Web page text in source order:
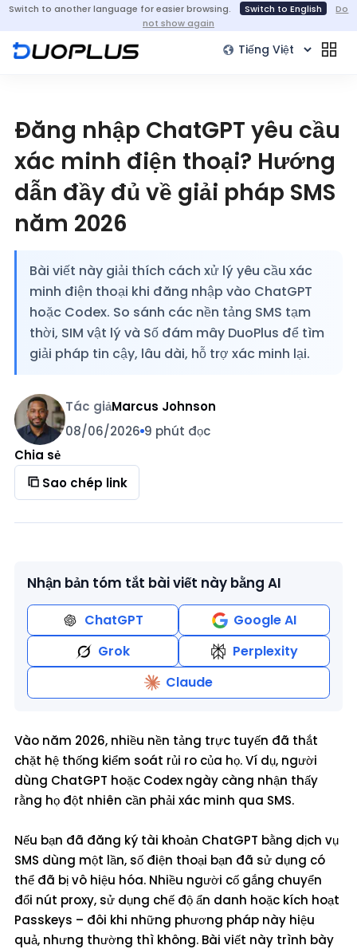
Switch to another language for easier browsing. Switch to English
Do
not show again
Đăng nhập ChatGPT yêu cầu
xác minh điện thoại? Hướng
dẫn đầy đủ về giải pháp SMS
năm 2026
Bài viết này giải thích cách xử lý yêu cầu xác
minh điện thoại khi đăng nhập vào ChatGPT
hoặc Codex. So sánh các nền tảng SMS tạm
thời, SIM vật lý và Số đám mây DuoPlus để tìm
giải pháp tin cậy, lâu dài, hỗ trợ xác minh lại.
Tác giảMarcus Johnson
08/06/2026 9 phút đọc
Chia sẻ
Sao chép link
Nhận bản tóm tắt bài viết này bằng AI
ChatGPT
Google AI
Grok
Perplexity
Claude
Vào năm 2026, nhiều nền tảng trực tuyến đã thắt
chặt hệ thống kiểm soát rủi ro của họ. Ví dụ, người
dùng ChatGPT hoặc Codex ngày càng nhận thấy
rằng họ đột nhiên cần phải xác minh qua SMS.
Nếu bạn đã đăng ký tài khoản ChatGPT bằng dịch vụ
SMS dùng một lần, số điện thoại bạn đã sử dụng có
thể đã bị vô hiệu hóa. Nhiều người cố gắng chuyển
đổi nút proxy, sử dụng chế độ ẩn danh hoặc kích hoạt
Passkeys – đôi khi những phương pháp này hiệu
quả, nhưng thường thì không. Bài viết này trình bày